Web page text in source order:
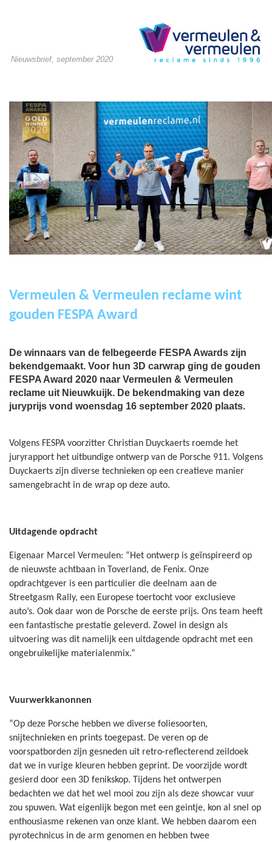
Nieuwsbrief, september 2020
Vermeulen & Vermeulen reclame wint
gouden FESPA Award
De winnaars van de felbegeerde FESPA Awards zijn
bekendgemaakt. Voor hun 3D carwrap ging de gouden
FESPA Award 2020 naar Vermeulen & Vermeulen
reclame uit Nieuwkuijk. De bekendmaking van deze
juryprijs vond woensdag 16 september 2020 plaats.
Volgens FESPA voorzitter Christian Duyckaerts roemde het
juryrapport het uitbundige ontwerp van de Porsche 911. Volgens
Duyckaerts zijn diverse technieken op een creatieve manier
samengebracht in de wrap op deze auto.
Uitdagende opdracht
Eigenaar Marcel Vermeulen: “Het ontwerp is geïnspireerd op
de nieuwste achtbaan in Toverland, de Fenix. Onze
opdrachtgever is een particulier die deelnam aan de
Streetgasm Rally, een Europese toertocht voor exclusieve
auto’s. Ook daar won de Porsche de eerste prijs. Ons team heeft
een fantastische prestatie geleverd. Zowel in design als
uitvoering was dit namelijk een uitdagende opdracht met een
ongebruikelijke materialenmix.”
Vuurwerkkanonnen
“Op deze Porsche hebben we diverse foliesoorten,
snijtechnieken en prints toegepast. De veren op de
voorspatborden zijn gesneden uit retro-reflecterend zeildoek
dat we in vurige kleuren hebben geprint. De voorzijde wordt
gesierd door een 3D fenikskop. Tijdens het ontwerpen
bedachten we dat het wel mooi zou zijn als deze showcar vuur
zou spuwen. Wat eigenlijk begon met een geintje, kon al snel op
enthousiasme rekenen van onze klant. We hebben daarom een
pyrotechnicus in de arm genomen en hebben twee